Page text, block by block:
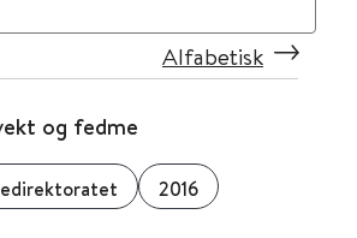
Alfabetisk
og fedme
2016